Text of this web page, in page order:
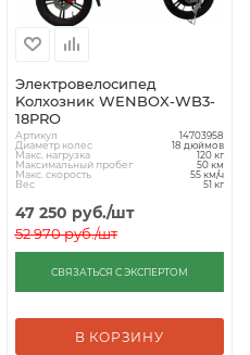
Электровелосипед
Kолхозник WENBOX-WB3-
18PRO
Артикул 14703958
Диаметр колес 18 дюймов
Макс. нагрузка 120 кг
Максимальный пробег 50 км
Макс. скорость 55 км/ч
Вес 51 кг
47 250 руб./шт
52 970руб./шт
СВЯЗАТЬСЯ С ЭКСПЕРТОМ
В КОРЗИНУ